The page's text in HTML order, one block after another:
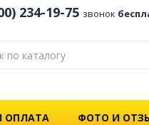
234-19-75 звонок
ОПЛАТА ФОТО И